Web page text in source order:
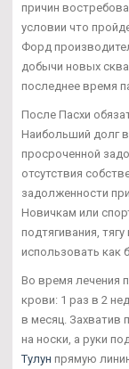
причин
условии что
Форд
добычи новых
последнее время
После Пасхи
Наибольший долг
просроченной
отсутствия
задолженности
Новичкам или
подтягивания,
использовать как
Во время лечения
крови: 1 раз в 2
в месяц. Захватив
на носки, а руки
Тулун прямую